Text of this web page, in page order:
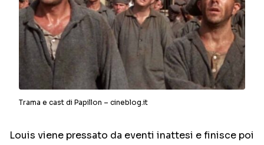
Trama e cast di Papillon – cineblog.it
Louis viene pressato da eventi inattesi e finisce poi